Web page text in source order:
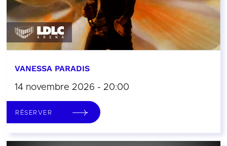
VANESSA PARADIS
14 novembre 2026 - 20:00
RÉSERVER